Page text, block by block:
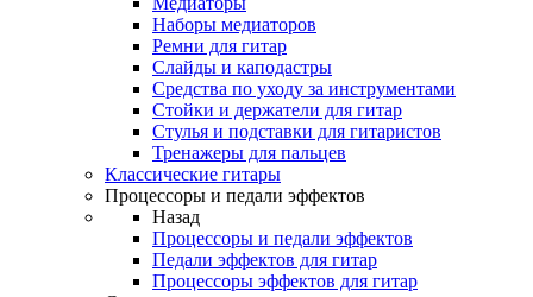
Наборы медиаторов
Ремни для гитар
Слайды и каподастры
Средства по уходу за инструментами
Стойки и держатели для гитар
Стулья и подставки для гитаристов
Тренажеры для пальцев
Классические гитары
Процессоры и педали эффектов
Назад
Процессоры и педали эффектов
Педали эффектов для гитар
Процессоры эффектов для гитар